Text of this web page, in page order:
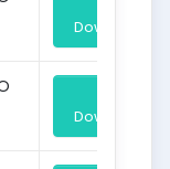
Download
Download